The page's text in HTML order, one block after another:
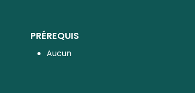
PRÉREQUIS
Aucun